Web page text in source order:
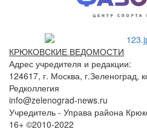
КРЮКОВСКИЕ ВЕДОМОСТИ
Адрес учредителя и редакции:
124617, г. Москва, г.Зеленоград,
Редколлегия
info@zelenograd-news.ru
Учредитель - Управа района
16+ ©2010-2022